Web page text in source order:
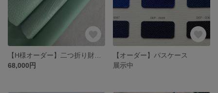
68,000円
【オーダー】パスケース
展示中